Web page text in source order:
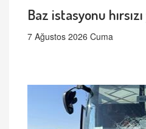
Baz istasyonu
7 Ağustos 2026 Cuma